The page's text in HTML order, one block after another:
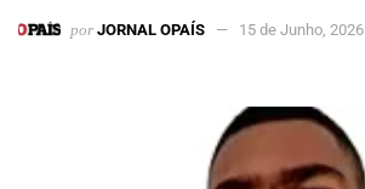
por JORNAL OPAÍS 15 de Junho, 2026